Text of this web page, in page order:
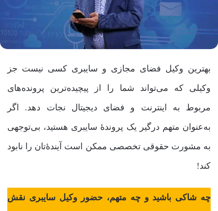
بهترین وکیل فضای مجازی و سایبری کسی نیست جز
وکیلی که می‌تواند شما را از پیچیده‌ترین پرونده‌های
مربوط به اینترنت و فضای دیجیتال نجات دهد. اگر
به‌عنوان متهم درگیر یک پروندۀ سایبری هستید، بی‌توجهی
به مشورت حقوقی تخصصی ممکن است آیندۀتان را نابود
کند!
چه شاکی باشید و چه متهم، حضور وکیل سایبری نقش